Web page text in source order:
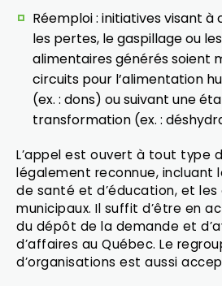
Réemploi : initiatives visant à
les pertes, le gaspillage ou
alimentaires générés soient
circuits pour l’alimentation
(ex. : dons) ou suivant une
transformation (ex. :
L’appel est ouvert à tout type
légalement reconnue, incluant
de santé et d’éducation, et les
municipaux. Il suffit d’être en
du dépôt de la demande et
d’affaires au Québec. Le
d’organisations est aussi